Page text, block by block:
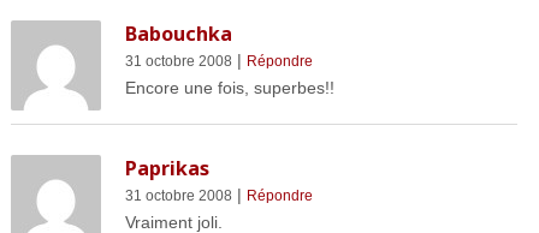
Babouchka
31 octobre 2008 | Répondre
Encore une fois, superbes!!
Paprikas
31 octobre 2008 | Répondre
Vraiment joli.